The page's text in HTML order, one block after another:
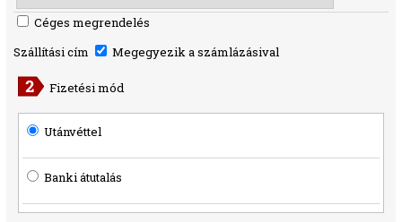
Céges megrendelés
Szállítási cím
Megegyezik a számlázásival
Fizetési mód
Utánvéttel
Banki átutalás